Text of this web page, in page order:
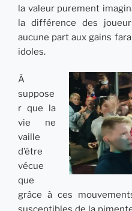
la valeur purement
la différence des
aucune part aux gains
idoles.
À
suppose
r que la
vie ne
vaille
d’être
vécue
que
grâce à ces